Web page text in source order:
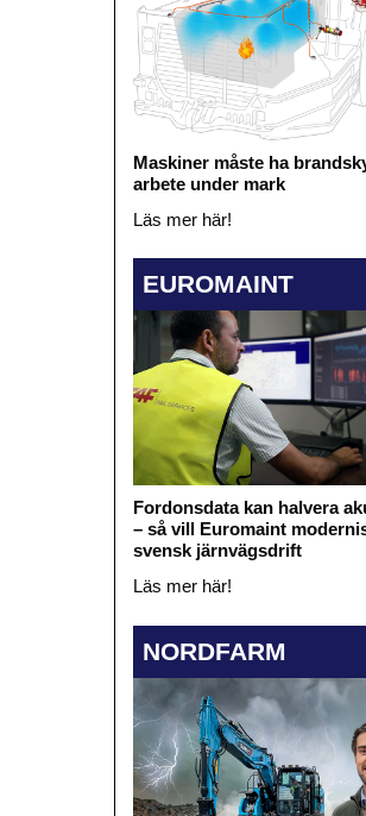
Maskiner måste ha
arbete under mark
Läs mer här!
EUROMAINT
Fordonsdata kan halvera
– så vill Euromaint
svensk järnvägsdrift
Läs mer här!
NORDFARM